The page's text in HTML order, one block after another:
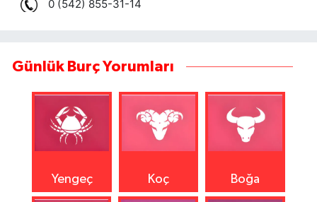
Günlük Burç Yorumları
Yengeç Koç Boğa